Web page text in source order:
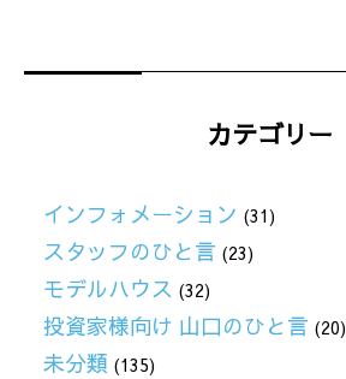
カテゴリー
インフォメーション (31)
スタッフのひと言 (23)
モデルハウス (32)
投資家様向け 山口のひと言 (20)
未分類 (135)